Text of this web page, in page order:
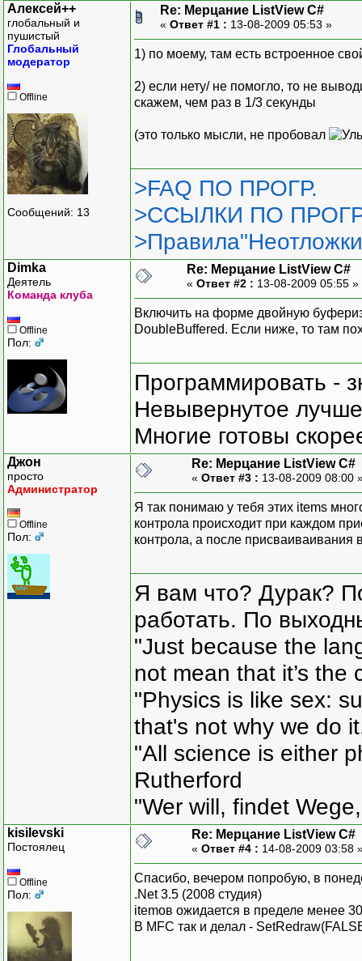
Алексей++
глобальный и
пушистый
Глобальный
модератор
Offline
Сообщений: 13
Re: Мерцание ListView C#
« Ответ #1 : 13-08-2009 05:53 »
1) по моему, там есть встроенное
2) если нету/ не помогло, то не
скажем, чем раз в 1/3 секунды
(это только мысли, не пробовал
>FAQ ПО ПРОГР.
>ССЫЛКИ ПО
Dimka
Деятель
Команда клуба
Offline
Пол:
Re: Мерцание ListView C#
« Ответ #2 : 13-08-2009 05:55 »
Включить на форме двойную
DoubleBuffered. Если ниже, то там
Программировать -
Невывернутое
Многие готовы
Джон
просто
Администратор
Offline
Пол:
Re: Мерцание ListView C#
« Ответ #3 : 13-08-2009 08:00
Я так понимаю у тебя этих items
контрола происходит при каждом
контрола, а после присваиваивания
Я вам что? Дурак?
работать. По
"Just because the
not mean that it’s the
"Physics is like sex:
that's not why we do
"All science is either
Rutherford
"Wer will, findet
kisilevski
Постоялец
Offline
Пол:
Re: Мерцание ListView C#
« Ответ #4 : 14-08-2009 03:58
Спасибо, вечером попробую, в
.Net 3.5 (2008 студия)
itemов ожидается в пределе менее
В MFC так и делал -